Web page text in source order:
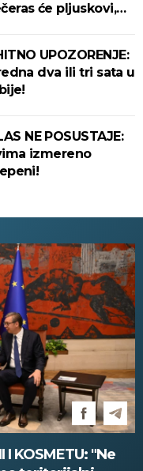
će pljuskovi,
UPOZORENJE:
dva ili tri sata u
NE POSUSTAJE:
izmereno
I KOSMETU: "Ne